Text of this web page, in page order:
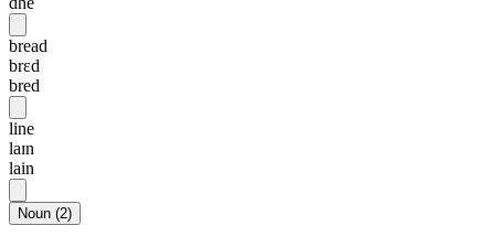
bread
brɛd
bred
line
laɪn
lain
Noun (2)